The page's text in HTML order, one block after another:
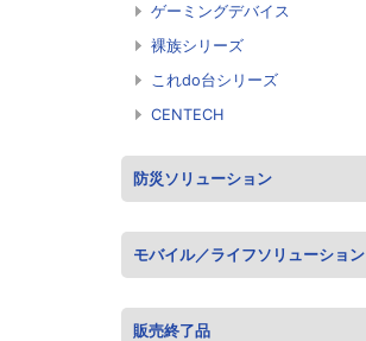
ゲーミングデバイス
裸族シリーズ
これdo台シリーズ
CENTECH
防災ソリューション
モバイル／ライフソリューション
販売終了品